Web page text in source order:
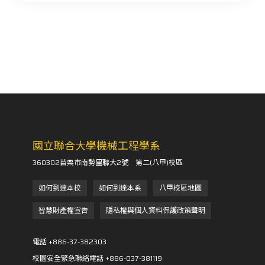
C. C. Hsiao, 2022, “Evaluation on
Packaging using TSV Interposer-
First Technology”, the 2022
Electronic Packaging, Sapporo,
Japan, May 11-14.
C. F. Yu*, 2019, On the Structural
國立聯合大學機械工程學系
360302苗栗市南勢里聯大2號 第二(八甲)校區
如何到達本校 如何到達本系
八甲校區地圖
智慧財產權宣告
隱私權與個人資料保護政策聲明
電話 +886-37-382303
校園安全緊急聯絡電話 +886-037-381119